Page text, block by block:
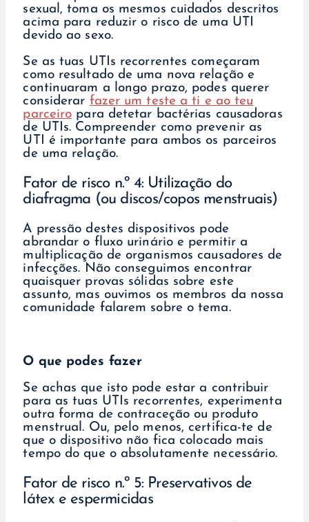
sexual, toma os mesmos cuidados descritos
acima para reduzir o risco de uma UTI
devido ao sexo.
Se as tuas UTIs recorrentes começaram
como resultado de uma nova relação e
continuaram a longo prazo, podes querer
considerar fazer um teste a ti e ao teu
parceiro para detetar bactérias causadoras
de UTIs. Compreender como prevenir as
UTI é importante para ambos os parceiros
de uma relação.
Fator de risco n.º 4: Utilização do
diafragma (ou discos/copos menstruais)
A pressão destes dispositivos pode
abrandar o fluxo urinário e permitir a
multiplicação de organismos causadores de
infecções. Não conseguimos encontrar
quaisquer provas sólidas sobre este
assunto, mas ouvimos os membros da nossa
comunidade falarem sobre o tema.
O que podes fazer
Se achas que isto pode estar a contribuir
para as tuas UTIs recorrentes, experimenta
outra forma de contraceção ou produto
menstrual. Ou, pelo menos, certifica-te de
que o dispositivo não fica colocado mais
tempo do que o absolutamente necessário.
Fator de risco n.º 5: Preservativos de
látex e espermicidas